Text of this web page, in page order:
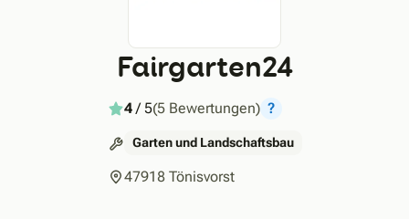
Fairgarten24
4/ 5(5 Bewertungen) ?
Garten und Landschaftsbau
47918 Tönisvorst